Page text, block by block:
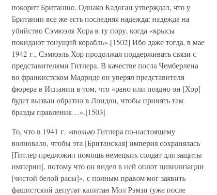
покорит Британию. Однако Кадоган утверждал, что у
Британии все же есть последняя надежда: надежда на
убийство Сэмюэля Хора в ту пору, когда «крысы
покидают тонущий корабль».[1502] Ибо даже тогда, в мае
1942 г., Сэмюэль Хор продолжал поддерживать связи с
представителями Гитлера. В качестве посла Чемберлена
во франкистском Мадриде он уверял представителя
фюрера в Испании в том, что «рано или поздно он [Хор]
будет вызван обратно в Лондон, чтобы принять там
бразды правления…».[1503]
То, что в 1941 г. «толькоГитлера по-настоящему
волновало, чтобы эта [Британская] империя сохранялась
[Гитлер предложил помощь немецких солдат для защиты
империи], потому что он видел в ней оплот цивилизации
[чистой белой расы]», с полным правом мог заявить
фашистский депутат капитан Мол Рэмзи (уже после